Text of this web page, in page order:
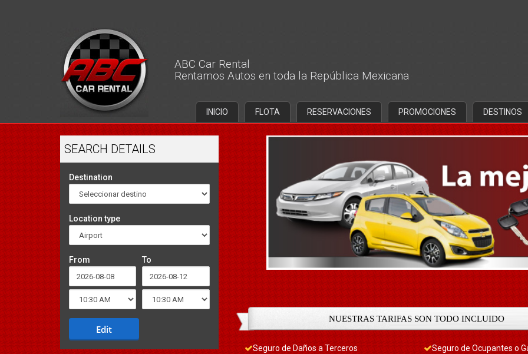
ABC Car Rental
Rentamos Autos en toda la República Mexicana
INICIO FLOTA RESERVACIONES PROMOCIONES DESTINOS
SEARCH DETAILS
Destination
Location type
From To
Edit
NUESTRAS TARIFAS SON TODO INCLUIDO
Seguro de Daños a Terceros
Seguro de Ocupantes o